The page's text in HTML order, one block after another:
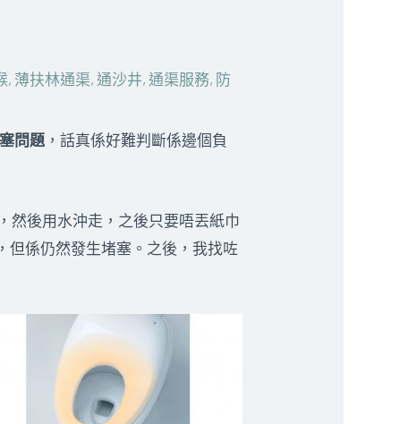
, 薄扶林通渠,通沙井,通渠服務, 防
問題 ，話真係好難判斷係邊個負
然後用水沖走，之後只要唔丟紙巾
但係仍然發生堵塞。之後，我找咗